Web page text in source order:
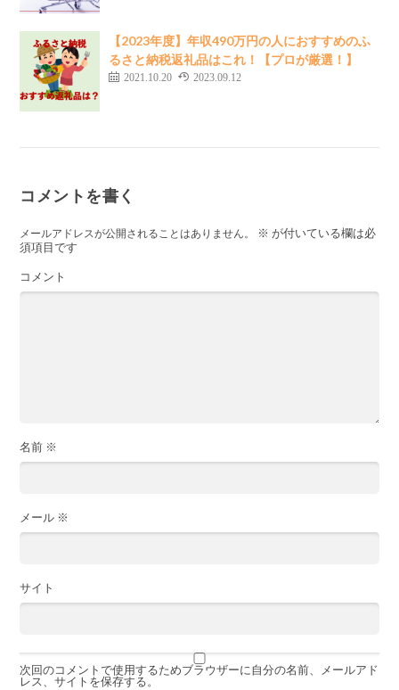
【2023年度】年収490万円の人におすすめのふ
るさと納税返礼品はこれ！【プロが厳選！】
2021.10.20 2023.09.12
コメントを書く
メールアドレスが公開されることはありません。 ※ が付いている欄は必
須項目です
コメント
名前 ※
メール ※
サイト
次回のコメントで使用するためブラウザーに自分の名前、メールアド
レス、サイトを保存する。